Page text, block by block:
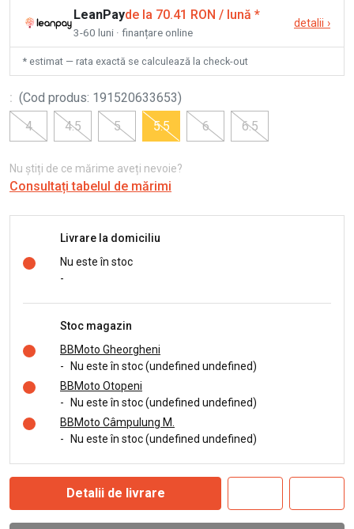
LeanPayde la 70.41 RON / lună *
3-60 luni · finanțare online
detalii ›
* estimat — rata exactă se calculează la check-out
: (Cod produs: 191520633653)
4
4.5 5 5.5 6 6.5
Nu știți de ce mărime aveți nevoie?
Consultați tabelul de mărimi
Livrare la domiciliu
Nu este în stoc
-
Stoc magazin
BBMoto Gheorgheni
-
Nu este în stoc (undefined undefined)
BBMoto Otopeni
-
Nu este în stoc (undefined undefined)
BBMoto Câmpulung M.
-
Nu este în stoc (undefined undefined)
Detalii de livrare